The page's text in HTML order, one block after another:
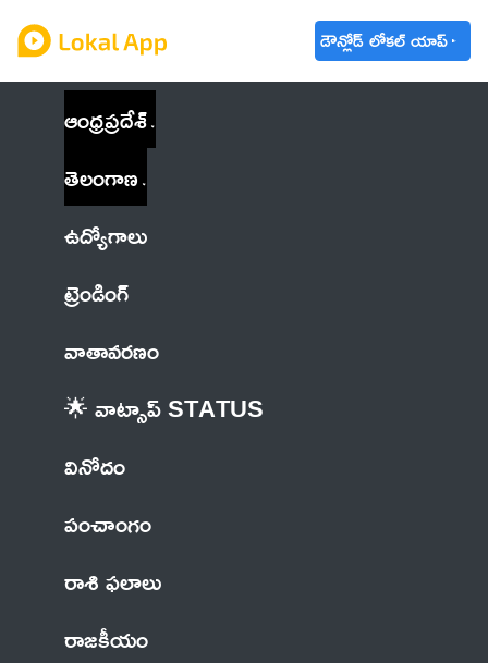
డౌన్లోడ్ లోకల్ యాప్
ఆంధ్రప్రదేశ్
తెలంగాణ
ఉద్యోగాలు
ట్రెండింగ్
వాతావరణం
🌟 వాట్సాప్ STATUS
వినోదం
పంచాంగం
రాశి ఫలాలు
రాజకీయం